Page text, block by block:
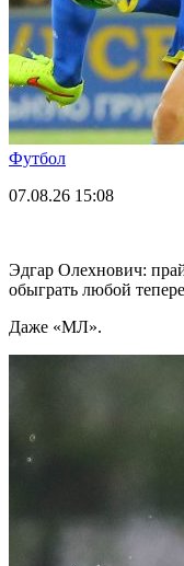
Футбол
07.08.26 15:08
Эдгар Олехнович:
обыграть любой
Даже «МЛ».